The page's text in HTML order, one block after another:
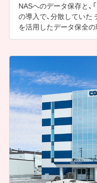
NASへのデータ保存と、
の導入で、分散していた
を活用したデータ保全